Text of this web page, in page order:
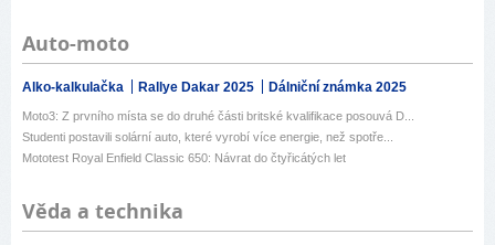
Auto-moto
Alko-kalkulačka Rallye Dakar 2025 Dálniční známka 2025
Moto3: Z prvního místa se do druhé části britské kvalifikace posouvá D...
Studenti postavili solární auto, které vyrobí více energie, než spotře...
Mototest Royal Enfield Classic 650: Návrat do čtyřicátých let
Věda a technika